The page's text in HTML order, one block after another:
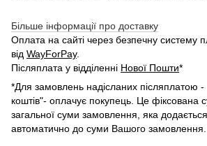
Більше інформації про доставку
Оплата на сайті через безпечну систему
від WayForPay.
Післяплата у відділенні Нової Пошти*
*Для замовлень надісланих післяплатою -
коштів"- оплачує покупець. Це фіксована
загальної суми замовлення, яка
автоматично до суми Вашого замовлення.